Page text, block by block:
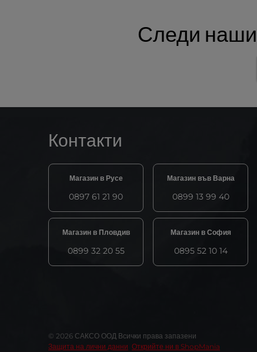
Следи
Контакти
Магазин в Русе
0897 61 21 90
Магазин във Варна
0899 13 99 40
Магазин в Пловдив
0899 32 20 55
Магазин в София
0895 52 10 14
© 2026 САКСО ООД Всички права запазени
Защита на лични данни Открийте ни в ShopMania